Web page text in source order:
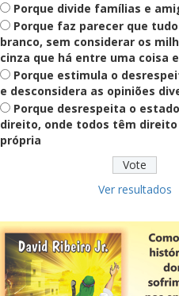
Definido
PT lança Patrus
candidato ao
Gerais
Educação
Fies: pré-
terça para
CNPJ
emitido nesta
Porque divide famílias e
Porque faz parecer que
branco, sem considerar os
cinza que há entre uma coisa
Porque estimula o
e desconsidera as opiniões
Porque desrespeita o
direito, onde todos têm
própria
Ver resultados